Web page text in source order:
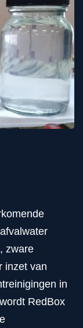
zware
inzet van
in
RedBox